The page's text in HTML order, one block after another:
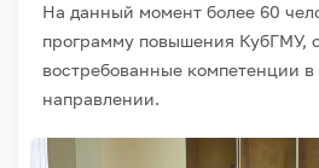
На данный момент более 60
программу повышения КубГМУ,
востребованные компетенции
направлении.